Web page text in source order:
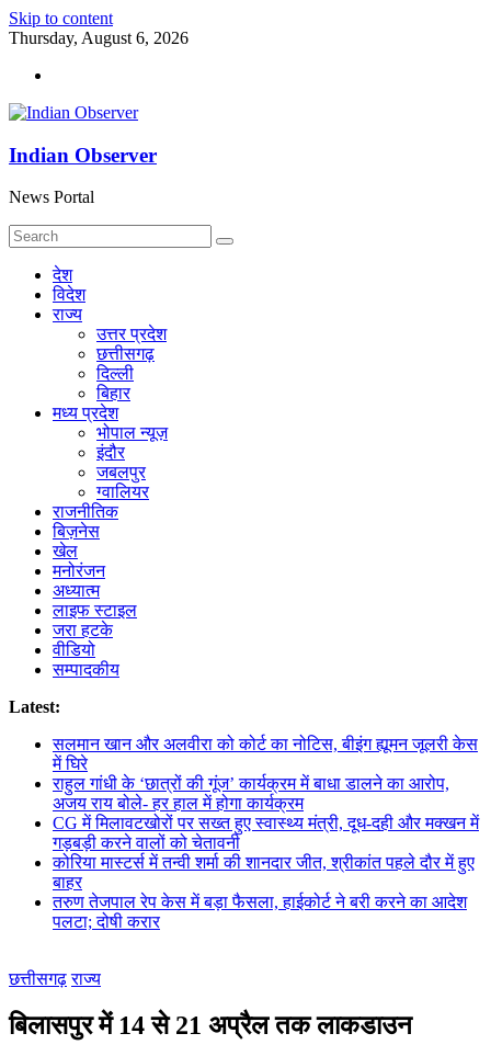
Skip to content
Thursday, August 6, 2026
Indian Observer
News Portal
देश
विदेश
राज्य
उत्तर प्रदेश
छत्तीसगढ़
दिल्ली
बिहार
मध्य प्रदेश
भोपाल न्यूज़
इंदौर
जबलपुर
ग्वालियर
राजनीतिक
बिज़नेस
खेल
मनोरंजन
अध्यात्म
लाइफ स्टाइल
जरा हटके
वीडियो
सम्पादकीय
Latest:
सलमान खान और अलवीरा को कोर्ट का नोटिस, बीइंग ह्यूमन जूलरी केस
में घिरे
राहुल गांधी के ‘छात्रों की गूंज’ कार्यक्रम में बाधा डालने का आरोप,
अजय राय बोले- हर हाल में होगा कार्यक्रम
CG में मिलावटखोरों पर सख्त हुए स्वास्थ्य मंत्री, दूध-दही और मक्खन में
गड़बड़ी करने वालों को चेतावनी
कोरिया मास्टर्स में तन्वी शर्मा की शानदार जीत, श्रीकांत पहले दौर में हुए
बाहर
तरुण तेजपाल रेप केस में बड़ा फैसला, हाईकोर्ट ने बरी करने का आदेश
पलटा; दोषी करार
छत्तीसगढ़ राज्य
बिलासपुर में 14 से 21 अप्रैल तक लाकडाउन